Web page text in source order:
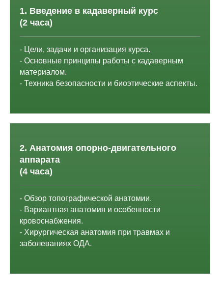
1. Введение в кадаверный курс
(2 часа)
- Цели, задачи и организация курса.
- Основные принципы работы с кадаверным
материалом.
- Техника безопасности и биоэтические аспекты.
2. Анатомия опорно-двигательного
аппарата
(4 часа)
- Обзор топографической анатомии.
- Вариантная анатомия и особенности
кровоснабжения.
- Хирургическая анатомия при травмах и
заболеваниях ОДА.